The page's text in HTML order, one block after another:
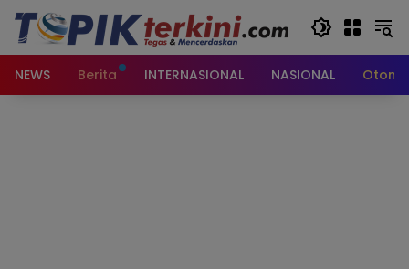
Langsung
konten
NEWS
Berita INTERNASIONAL NASIONAL